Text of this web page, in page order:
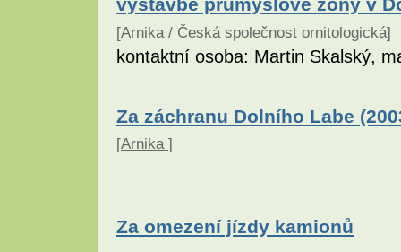
výstavbě průmyslové zóny v
[Arnika / Česká společnost ornitologická]
kontaktní osoba: Martin Skalský,
Za záchranu Dolního Labe
[Arnika ]
Za omezení jízdy kamionů